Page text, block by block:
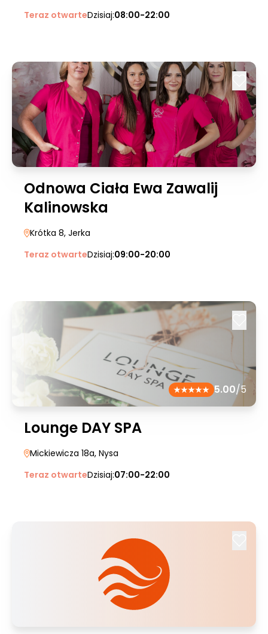
Teraz otwarteDzisiaj:08:00-22:00
Odnowa Ciała Ewa Zawalij
Kalinowska
Krótka 8, Jerka
Teraz otwarteDzisiaj:09:00-20:00
5.00/5
Lounge DAY SPA
Mickiewicza 18a, Nysa
Teraz otwarteDzisiaj:07:00-22:00